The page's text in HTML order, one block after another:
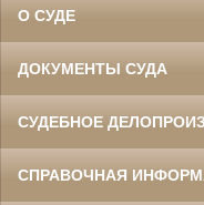
О СУДЕ
ДОКУМЕНТЫ СУДА
СУДЕБНОЕ
СПРАВОЧНАЯ